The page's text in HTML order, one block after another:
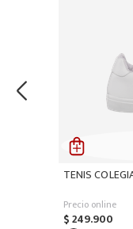
TENIS
Precio online
$249.900